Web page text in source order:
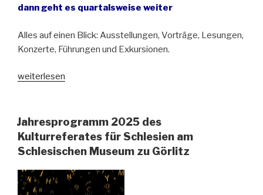
dann geht es quartalsweise weiter
Alles auf einen Blick: Ausstellungen, Vorträge, Lesungen,
Konzerte, Führungen und Exkursionen.
„Das
Schlesischen
Museums
zu
erscheint
wieder
weiterlesen
Jahresprogramm 2025 des
Kulturreferates für Schlesien am
Schlesischen Museum zu Görlitz